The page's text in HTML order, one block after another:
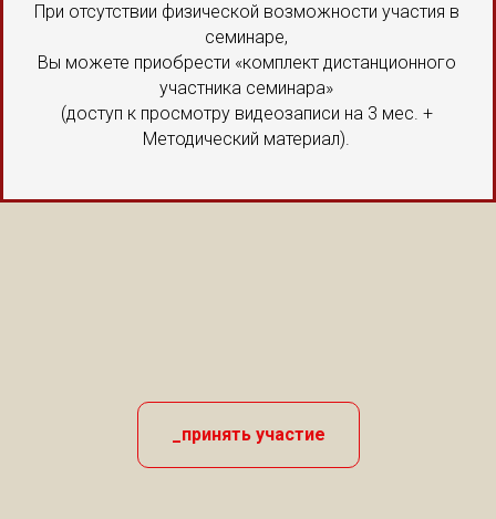
При отсутствии физической возможности участия в
семинаре,
Вы можете приобрести «комплект дистанционного
участника семинара»
(доступ к просмотру видеозаписи на 3 мес. +
Методический материал).
_принять участие